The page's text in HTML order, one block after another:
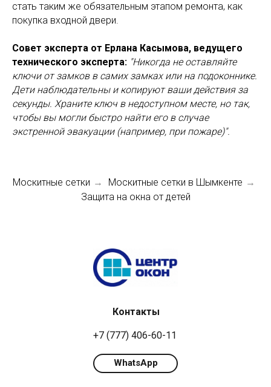
стать таким же обязательным этапом ремонта, как
покупка входной двери.
Совет эксперта от Ерлана Касымова, ведущего
технического эксперта: "Никогда не оставляйте
ключи от замков в самих замках или на подоконнике.
Дети наблюдательны и копируют ваши действия за
секунды. Храните ключ в недоступном месте, но так,
чтобы вы могли быстро найти его в случае
экстренной эвакуации (например, при пожаре)".
Москитные сетки → Москитные сетки в Шымкенте →
Защита на окна от детей
+7 (777) 406-60-11
Контакты
WhatsApp